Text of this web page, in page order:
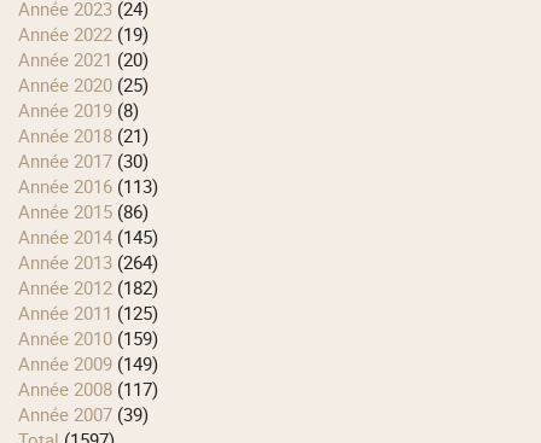
année 2023 (24)
année 2022 (19)
année 2021 (20)
année 2020 (25)
année 2019 (8)
année 2018 (21)
année 2017 (30)
année 2016 (113)
année 2015 (86)
année 2014 (145)
année 2013 (264)
année 2012 (182)
année 2011 (125)
année 2010 (159)
année 2009 (149)
année 2008 (117)
année 2007 (39)